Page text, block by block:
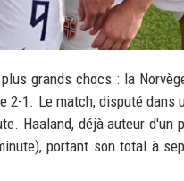
grands chocs : la
1. Le match, disputé dans
Haaland, déjà auteur d'un
portant son total à